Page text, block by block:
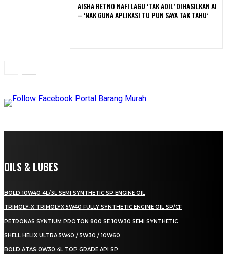
AISHA RETNO NAFI LAGU ‘TAK ADIL’ DIHASILKAN AI
– ‘NAK GUNA APLIKASI TU PUN SAYA TAK TAHU’
OILS & LUBES
BOLD 10W40 4L/3L SEMI SYNTHETIC SP ENGINE OIL
TRIMOLY-X TRIMOLYX 5W40 FULLY SYNTHETIC ENGINE OIL SP/CF
PETRONAS SYNTIUM PROTON 800 SE 10W30 SEMI SYNTHETIC
SHELL HELIX ULTRA 5W40 / 5W30 / 10W60
BOLD ATAS 0W30 4L TOP GRADE API SP